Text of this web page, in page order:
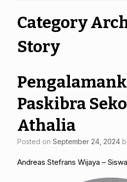
Category
Story
Paskibra
Athalia
Posted on September 24, 2024
Andreas Stefrans Wijaya –